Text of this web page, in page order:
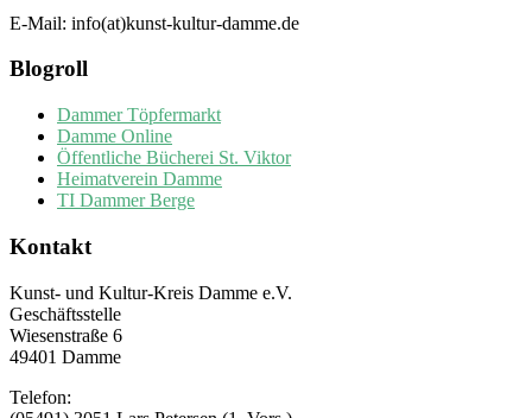
E-Mail: info(at)kunst-kultur-damme.de
Blogroll
Dammer Töpfermarkt
Damme Online
Öffentliche Bücherei St. Viktor
Heimatverein Damme
TI Dammer Berge
Kontakt
Kunst- und Kultur-Kreis Damme e.V.
Geschäftsstelle
Wiesenstraße 6
49401 Damme
Telefon: